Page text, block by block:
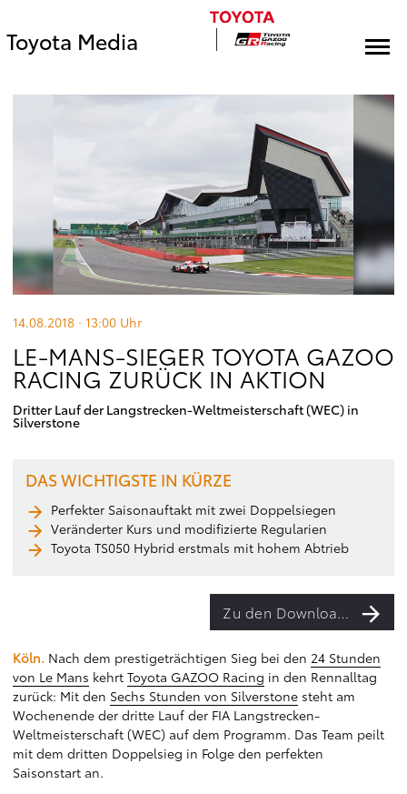
Toyota Media
14.08.2018 · 13:00 Uhr
LE-MANS-SIEGER TOYOTA GAZOO
RACING ZURÜCK IN AKTION
Dritter Lauf der Langstrecken-Weltmeisterschaft (WEC) in
Silverstone
DAS WICHTIGSTE IN KÜRZE
Perfekter Saisonauftakt mit zwei Doppelsiegen
Veränderter Kurs und modifizierte Regularien
Toyota TS050 Hybrid erstmals mit hohem Abtrieb
Zu den Downloads
Köln. Nach dem prestigeträchtigen Sieg bei den 24 Stunden
von Le Mans kehrt Toyota GAZOO Racing in den Rennalltag
zurück: Mit den Sechs Stunden von Silverstone steht am
Wochenende der dritte Lauf der FIA Langstrecken-
Weltmeisterschaft (WEC) auf dem Programm. Das Team peilt
mit dem dritten Doppelsieg in Folge den perfekten
Saisonstart an.